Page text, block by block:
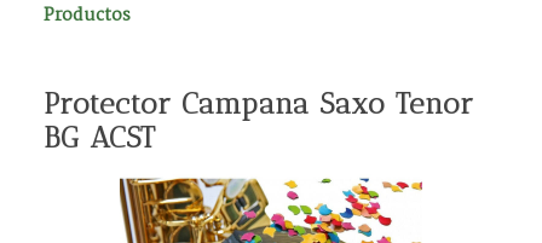
Productos
Protector Campana Saxo Tenor
BG ACST